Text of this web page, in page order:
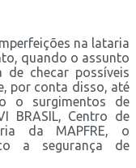
na lataria
quando o assunto
de checar possíveis
por conta disso, até
o surgimentos de
BRASIL, Centro de
da MAPFRE, o
a segurança de